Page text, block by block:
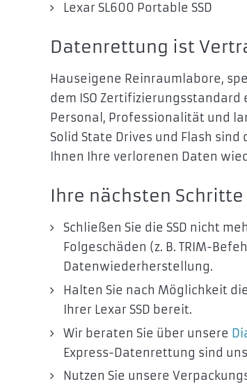
Lexar SL600 Portable SSD
Datenrettung ist
Hauseigene Reinraumlabore,
dem ISO
Personal, Professionalität und
Solid State Drives und Flash
Ihnen Ihre verlorenen Daten
Ihre nächsten
Schließen Sie die SSD nicht
Folgeschäden (z. B. TRIM-
Datenwiederherstellung.
Halten Sie nach Möglichkeit
Ihrer Lexar SSD bereit.
Wir beraten Sie über unsere
Express-Datenrettung sind
Nutzen Sie unsere